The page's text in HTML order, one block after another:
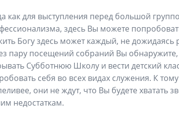
как для выступления перед большой
здесь Вы можете
Богу здесь может каждый, не
пару посещений собраний Вы
Субботнюю Школу и вести детский
себя во всех видах служения. К
они не ждут, что Вы будете хватать
недостаткам.